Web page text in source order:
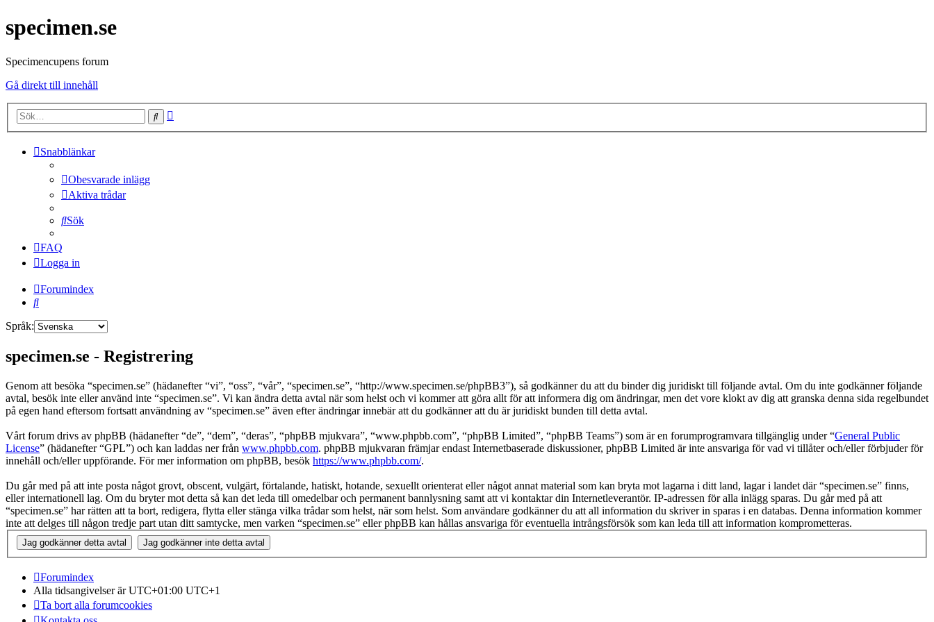
specimen.se
Specimencupens forum
Gå direkt till innehåll
Sök
Snabblänkar
Obesvarade inlägg
Aktiva trådar
Sök
FAQ
Logga in
Forumindex
Sök
Språk:
specimen.se - Registrering
Genom att besöka “specimen.se” (hädanefter “vi”, “oss”, “vår”, “specimen.se”, “http://www.specimen.se/phpBB3”), så godkänner du att du binder dig juridiskt till följande avtal. Om du inte godkänner följande
avtal, besök inte eller använd inte “specimen.se”. Vi kan ändra detta avtal när som helst och vi kommer att göra allt för att informera dig om ändringar, men det vore klokt av dig att granska denna sida regelbundet
på egen hand eftersom fortsatt användning av “specimen.se” även efter ändringar innebär att du godkänner att du är juridiskt bunden till detta avtal.
Vårt forum drivs av phpBB (hädanefter “de”, “dem”, “deras”, “phpBB mjukvara”, “www.phpbb.com”, “phpBB Limited”, “phpBB Teams”) som är en forumprogramvara tillgänglig under “General Public
License” (hädanefter “GPL”) och kan laddas ner från www.phpbb.com. phpBB mjukvaran främjar endast Internetbaserade diskussioner, phpBB Limited är inte ansvariga för vad vi tillåter och/eller förbjuder för
innehåll och/eller uppförande. För mer information om phpBB, besök https://www.phpbb.com/.
Du går med på att inte posta något grovt, obscent, vulgärt, förtalande, hatiskt, hotande, sexuellt orienterat eller något annat material som kan bryta mot lagarna i ditt land, lagar i landet där “specimen.se” finns,
eller internationell lag. Om du bryter mot detta så kan det leda till omedelbar och permanent bannlysning samt att vi kontaktar din Internetleverantör. IP-adressen för alla inlägg sparas. Du går med på att
“specimen.se” har rätten att ta bort, redigera, flytta eller stänga vilka trådar som helst, när som helst. Som användare godkänner du att all information du skriver in sparas i en databas. Denna information kommer
inte att delges till någon tredje part utan ditt samtycke, men varken “specimen.se” eller phpBB kan hållas ansvariga för eventuella intrångsförsök som kan leda till att information komprometteras.
Forumindex
Alla tidsangivelser är UTC+01:00 UTC+1
Ta bort alla forumcookies